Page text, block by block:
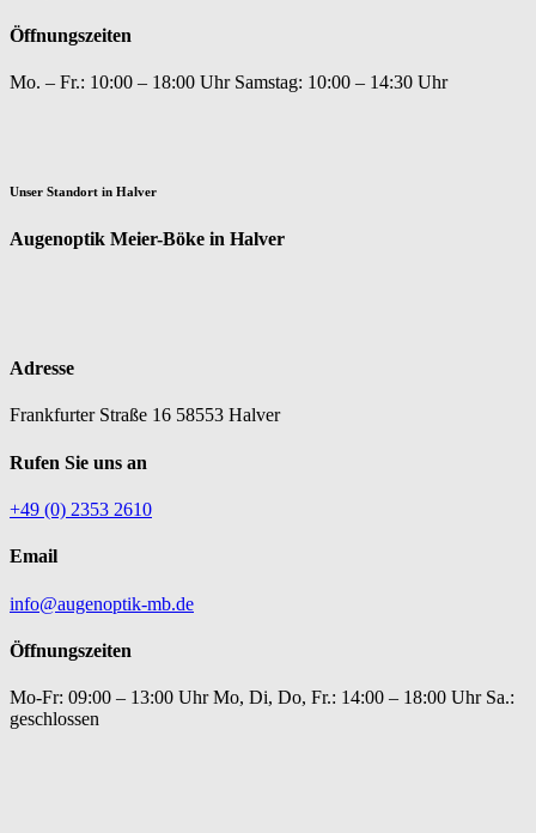
Öffnungszeiten
Mo. – Fr.: 10:00 – 18:00 Uhr Samstag: 10:00 – 14:30 Uhr
Unser Standort in Halver
Augenoptik Meier-Böke in Halver
Adresse
Frankfurter Straße 16 58553 Halver
Rufen Sie uns an
+49 (0) 2353 2610
Email
info@augenoptik-mb.de
Öffnungszeiten
Mo-Fr: 09:00 – 13:00 Uhr Mo, Di, Do, Fr.: 14:00 – 18:00 Uhr Sa.:
geschlossen